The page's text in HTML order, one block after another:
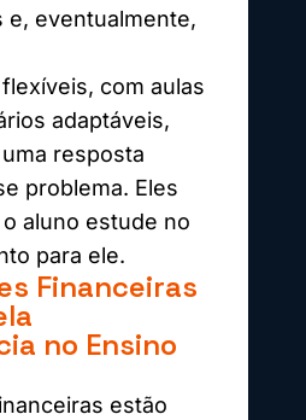
e, eventualmente,
com aulas
adaptáveis,
resposta
problema. Eles
aluno estude no
para ele.
Financeiras
no Ensino
estão